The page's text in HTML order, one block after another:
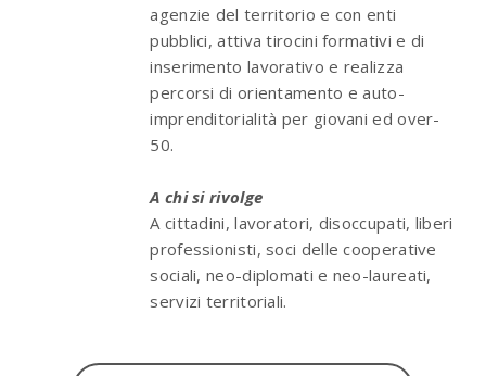
agenzie del territorio e con enti
pubblici, attiva tirocini formativi e di
inserimento lavorativo e realizza
percorsi di orientamento e auto-
imprenditorialità per giovani ed over-
50.
A chi si rivolge
A cittadini, lavoratori, disoccupati, liberi
professionisti, soci delle cooperative
sociali, neo-diplomati e neo-laureati,
servizi territoriali.